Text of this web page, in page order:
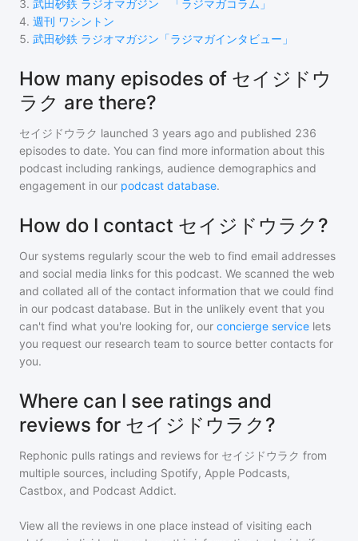
3. 武田砂鉄 ラジオマガジン 「ラジマガコラム」
4. 週刊 ワシントン
5. 武田砂鉄 ラジオマガジン「ラジマガインタビュー」
How many episodes of セイジドウ
ラク are there?
セイジドウラク launched 3 years ago and published 236
episodes to date. You can find more information about this
podcast including rankings, audience demographics and
engagement in our podcast database.
How do I contact セイジドウラク?
Our systems regularly scour the web to find email addresses
and social media links for this podcast. We scanned the web
and collated all of the contact information that we could find
in our podcast database. But in the unlikely event that you
can't find what you're looking for, our concierge service lets
you request our research team to source better contacts for
you.
Where can I see ratings and
reviews for セイジドウラク?
Rephonic pulls ratings and reviews for セイジドウラク from
multiple sources, including Spotify, Apple Podcasts,
Castbox, and Podcast Addict.
View all the reviews in one place instead of visiting each